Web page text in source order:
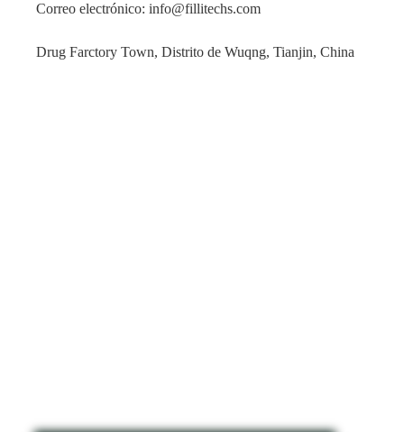
Correo electrónico: info@fillitechs.com
Drug Farctory Town, Distrito de Wuqng, Tianjin, China